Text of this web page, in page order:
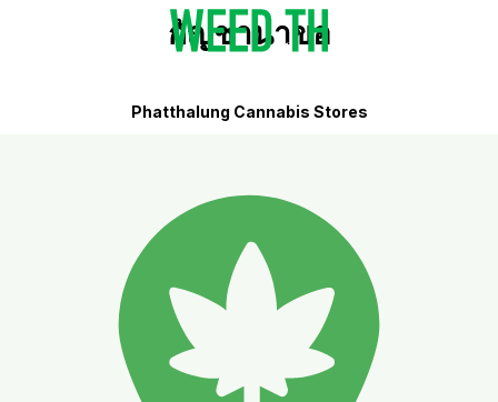
กัญชานาขอ
Phatthalung Cannabis Stores